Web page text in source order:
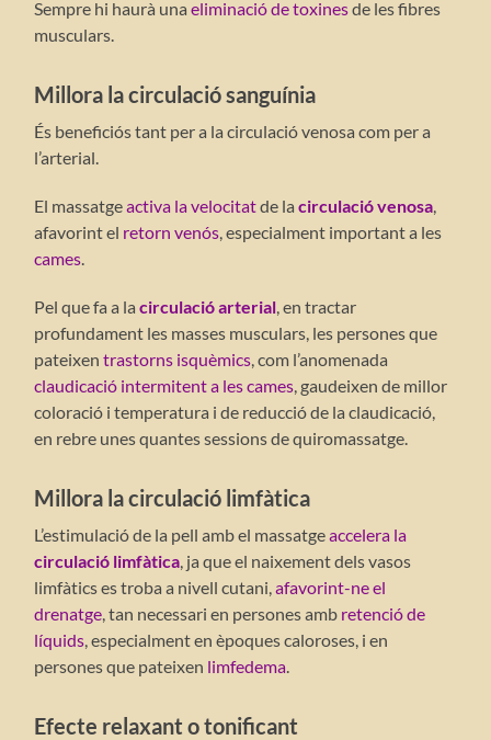
Sempre hi haurà unaeliminació de toxinesde les fibres
musculars.
Millora la circulació sanguínia
És beneficiós tant per a la circulació venosa com per a
l’arterial.
El massatgeactiva la velocitatde lacirculació venosa
afavorint el retorn venós , especialment important a les
cames
Pel que fa a lacirculació arterial , en tractar
profundament les masses musculars, les persones que
pateixen trastorns isquèmics , com l’anomenada
claudicació intermitent a les cames , gaudeixen de millor
coloració i temperatura i de reducció de la claudicació,
en rebre unes quantes sessions de quiromassatge.
Millora la circulació limfàtica
L’estimulació de la pell amb el massatgeaccelera la
circulació limfàtica , ja que el naixement dels vasos
limfàtics es troba a nivell cutani,afavorint-ne el
drenatge , tan necessari en persones amb retenció de
líquids , especialment en èpoques caloroses, i en
persones que pateixen limfedema
Efecte relaxant o tonificant